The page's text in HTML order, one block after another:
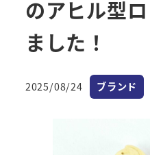
のアヒル型
ました！
投稿日
2025/08/24 カテゴリー
ブランド